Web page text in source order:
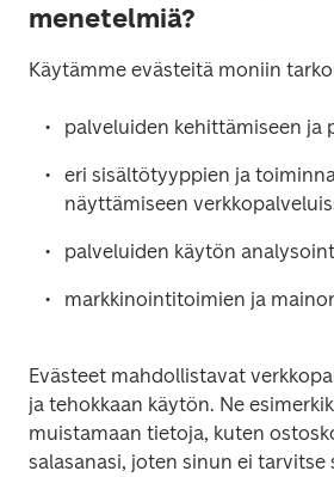
menetelmiä?
Käytämme evästeitä moniin
palveluiden kehittämiseen ja
eri sisältötyyppien ja
näyttämiseen
palveluiden käytön
markkinointitoimien ja
Evästeet mahdollistavat
ja tehokkaan käytön. Ne
muistamaan tietoja, kuten
salasanasi, joten sinun ei